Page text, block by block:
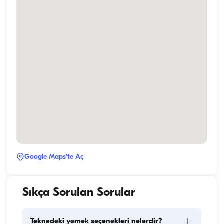
Google Maps'te Aç
Sıkça Sorulan Sorular
Teknedeki yemek seçenekleri nelerdir?